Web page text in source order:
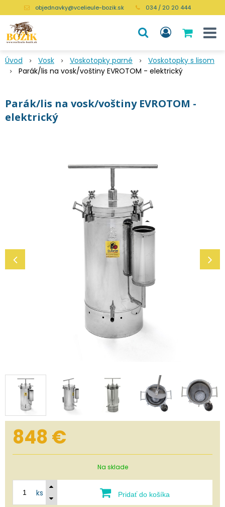
objednavky@vcelieule-bozik.sk 034 / 20 20 444
Úvod Vosk Voskotopky parné
Voskotopky s lisom
Parák/lis na vosk/voštiny EVROTOM - elektrický
Parák/lis na vosk/voštiny EVROTOM -
elektrický
848€
Na sklade
ks Pridať do košíka